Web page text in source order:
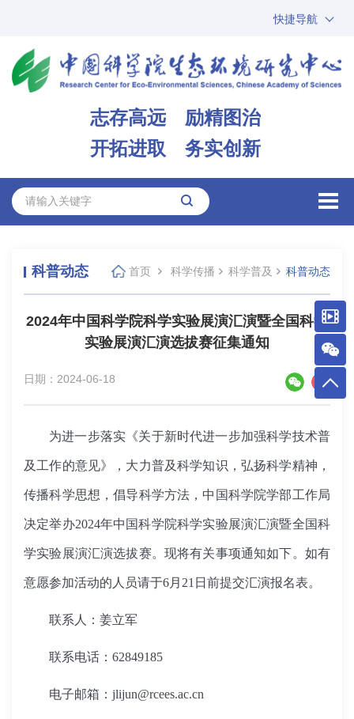
快捷导航
ARP
邮箱
志存高远 励精图治
开拓进取 务实创新
科普动态 首页 科学传播 科学普及 科普动态
2024年中国科学院科学实验展演汇演暨全国科学
实验展演汇演选拔赛征集通知
日期：2024-06-18
为进一步落实《关于新时代进一步加强科学技术普
及工作的意见》，大力普及科学知识，弘扬科学精神，
传播科学思想，倡导科学方法，中国科学院学部工作局
决定举办2024年中国科学院科学实验展演汇演暨全国科
学实验展演汇演选拔赛。现将有关事项通知如下。如有
意愿参加活动的人员请于6月21日前提交汇演报名表。
联系人：姜立军
联系电话：62849185
电子邮箱：jlijun@rcees.ac.cn